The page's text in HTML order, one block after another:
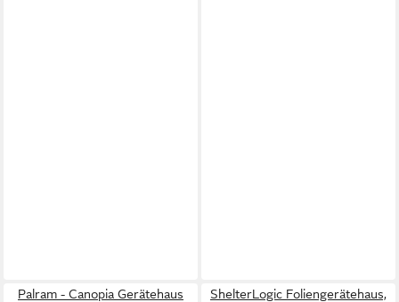
Palram - Canopia Gerätehaus
ShelterLogic Foliengerätehaus,